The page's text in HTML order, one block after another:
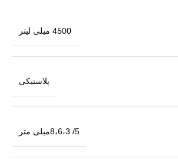
4500 میلی لیتر
پلاستیکی
5/ 8،6،3میلی متر